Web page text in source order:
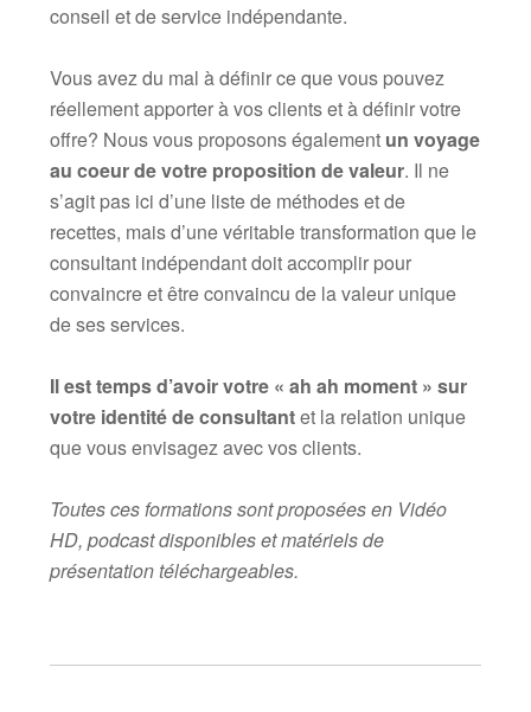
conseil et de service indépendante.
Vous avez du mal à définir ce que vous pouvez
réellement apporter à vos clients et à définir votre
offre? Nous vous proposons également un voyage
au coeur devotre proposition de valeur. Il ne
s’agit pas ici d’une liste de méthodes et de
recettes, mais d’une véritable transformation que le
consultant indépendant doit accomplir pour
convaincre et être convaincu de la valeur unique
de ses services.
Il est temps d’avoir votre « ah ah moment » sur
votre identité de consultantet la relation unique
que vous envisagez avec vos clients.
Toutes ces formations sont proposées en Vidéo
HD, podcast disponibles et matériels de
présentation téléchargeables.